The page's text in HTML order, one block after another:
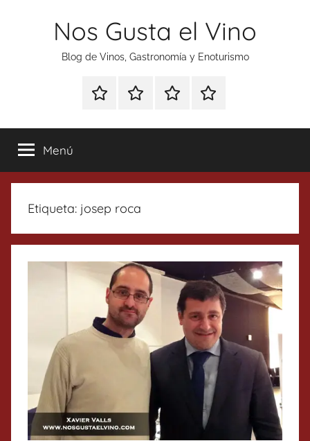
Nos Gusta el Vino
Blog de Vinos, Gastronomía y Enoturismo
Especial
Tonics
Enoturismo
Gastronomía
RankingContacto
Menú
Etiqueta: josep roca